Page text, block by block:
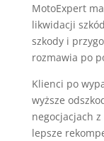
MotoExpert
likwidacji
szkody i
rozmawia po
Klienci po
wyższe
negocjacjach
lepsze